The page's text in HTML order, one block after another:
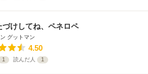
づけしてね、ペネロペ
グットマン
4.50
1 読んだ人 1